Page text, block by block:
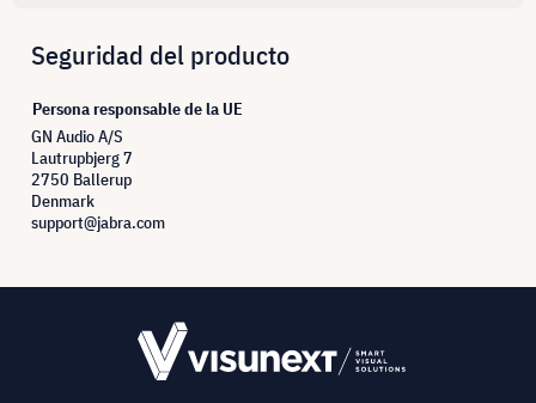
Seguridad del producto
Persona responsable de la UE
GN Audio A/S
Lautrupbjerg 7
2750 Ballerup
Denmark
support@jabra.com